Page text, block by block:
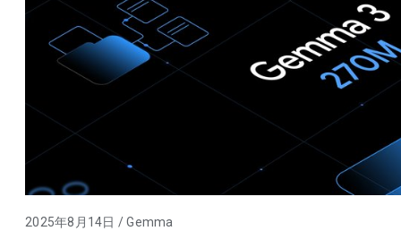
2025年8月14日 / Gemma